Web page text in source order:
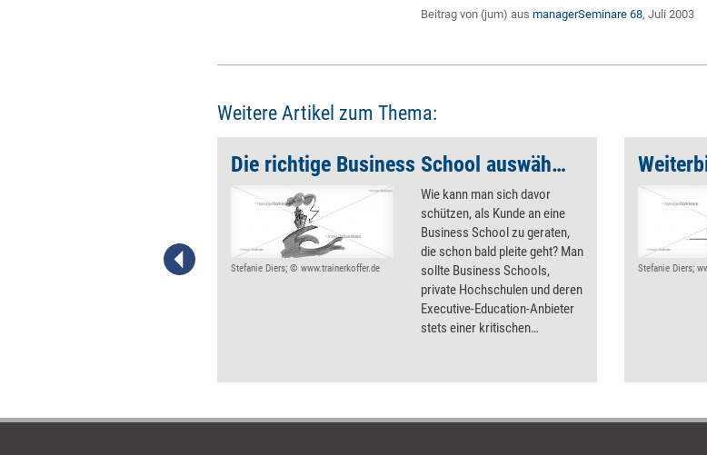
Beitrag von (jum) aus managerSeminare 68, Juli 2003
Weitere Artikel zum Thema:
Programmtyp und warum?
Die richtige Business School auswählen
Stefanie Diers; © www.trainerkoffer.de
Wie kann man sich davor
schützen, als Kunde an eine
Business School zu geraten,
die schon bald pleite geht? Man
sollte Business Schools,
private Hochschulen und deren
Executive-Education-Anbieter
stets einer kritischen
klären.
Stefanie Diers;